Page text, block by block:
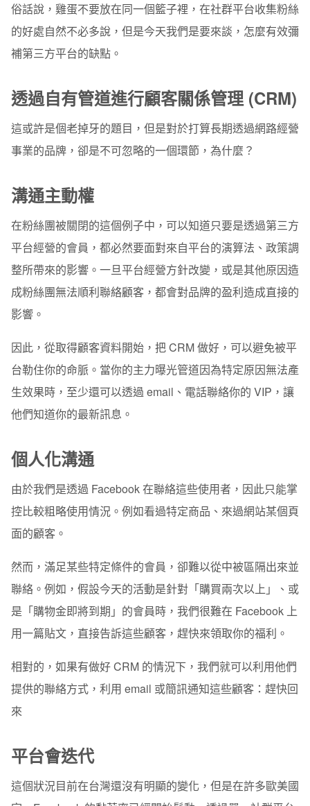
總結
俗話說，雞蛋不要放在同一個籃子裡， 在社群平台收集粉絲
的好處自然不必多說，但是今天我們是要來談，怎麼有效彌
補第三方平台的缺點。
透過自有管道進行顧客關係管理 (CRM)
這或許是個老掉牙的題目，但是對於打算長期透過網路經營
事業的品牌，卻是不可忽略的一個環節，為什麼？
溝通主動權
在粉絲團被關閉的這個例子中，可以知道只要是透過第三方
平台經營的會員，都必然要面對來自平台的演算法、政策調
整所帶來的影響。一旦平台經營方針改變，或是其他原因造
成粉絲團無法順利聯絡顧客，都會對品牌的盈利造成直接的
影響。
因此，從取得顧客資料開始，把 CRM 做好，可以避免被平
台勒住你的命脈。當你的主力曝光管道因為特定原因無法產
生效果時，至少還可以透過 email、電話聯絡你的 VIP，讓
他們知道你的最新訊息。
個人化溝通
由於我們是透過 Facebook 在聯絡這些使用者，因此只能掌
控比較粗略使用情況。例如看過特定商品、來過網站某個頁
面的顧客。
然而，滿足某些特定條件的會員，卻難以從中被區隔出來並
聯絡。例如，假設今天的活動是針對「購買兩次以上」、或
是「購物金即將到期」的會員時，我們很難在 Facebook 上
用一篇貼文，直接告訴這些顧客，趕快來領取你的福利。
相對的，如果有做好 CRM 的情況下，我們就可以利用他們
提供的聯絡方式，利用 email 或簡訊通知這些顧客：趕快回
來
平台會迭代
這個狀況目前在台灣還沒有明顯的變化，但是在許多歐美國